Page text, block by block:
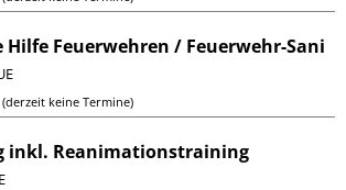
Hilfe Feuerwehren / Feuerwehr-Sani
(derzeit keine Termine)
inkl. Reanimationstraining